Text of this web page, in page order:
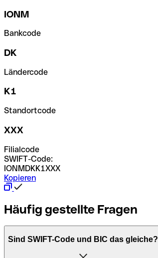
IONM
Bankcode
DK
Ländercode
K1
Standortcode
XXX
Filialcode
SWIFT-Code:
IONMDKK1XXX
Kopieren
Häufig gestellte Fragen
Sind SWIFT-Code und BIC das gleiche?